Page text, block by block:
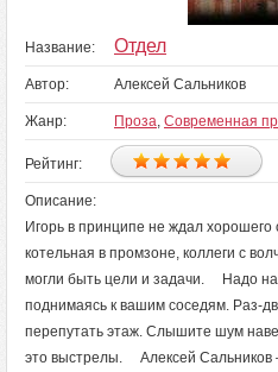
Название: Отдел
Автор: Алексей Сальников
Жанр: Проза, Современная
Рейтинг:
Описание:
Игорь в принципе не ждал
котельная в промзоне, коллеги с
могли быть цели и задачи. Надо
поднимаясь к вашим соседям. Раз-
перепутать этаж. Слышите шум
это выстрелы. Алексей Сальников